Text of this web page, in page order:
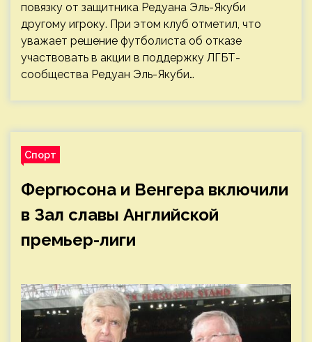
повязку от защитника Редуана Эль-Якуби
другому игроку. При этом клуб отметил, что
уважает решение футболиста об отказе
участвовать в акции в поддержку ЛГБТ-
сообщества Редуан Эль-Якуби…
Спорт
Фергюсона и Венгера включили
в Зал славы Английской
премьер-лиги